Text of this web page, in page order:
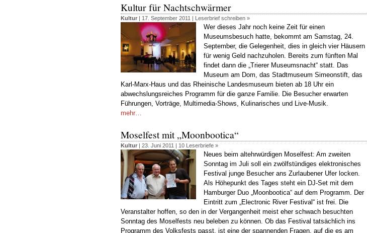
Kultur für Nachtschwärmer
Kultur | 17. September 2011 | Leserbrief schreiben »
Wer dieses Jahr noch keine Zeit für einen
Museumsbesuch hatte, bekommt am Samstag, 24.
September, die Gelegenheit, dies in gleich vier Häusern
für wenig Geld nachzuholen. Bereits zum fünften Mal
findet dann die „Trierer Museumsnacht“ statt. Das
Museum am Dom, das Stadtmuseum Simeonstift, das
Karl-Marx-Haus und das Rheinische Landesmuseum bieten ab 18 Uhr ein
abwechslungsreiches Programm für die ganze Familie. Die Besucher erwarten
Führungen, Vorträge, Multimedia-Shows, Kulinarisches und Live-Musik.
mehr…
Moselfest mit „Moonbootica“
Kultur | 23. Juni 2011 | 10 Leserbriefe »
Neues beim altehrwürdigen Moselfest: Am zweiten
Sonntag im Juli soll ein zwölfstündiges elektronisches
Festival junge Besucher ans Zurlaubener Ufer locken.
Als Höhepunkt des Tages steht ein DJ-Set mit dem
Hamburger Duo „Moonbootica“ auf dem Programm. Der
Eintritt zum „Electronic River Festival“ ist frei. Die
Veranstalter hoffen, so den in der Vergangenheit meist eher schwach besuchten
Sonntag des Moselfests neu beleben zu können. Ob das Festival tatsächlich ins
Programm des Volksfests passt, ist eine der spannenden Fragen, auf die es am